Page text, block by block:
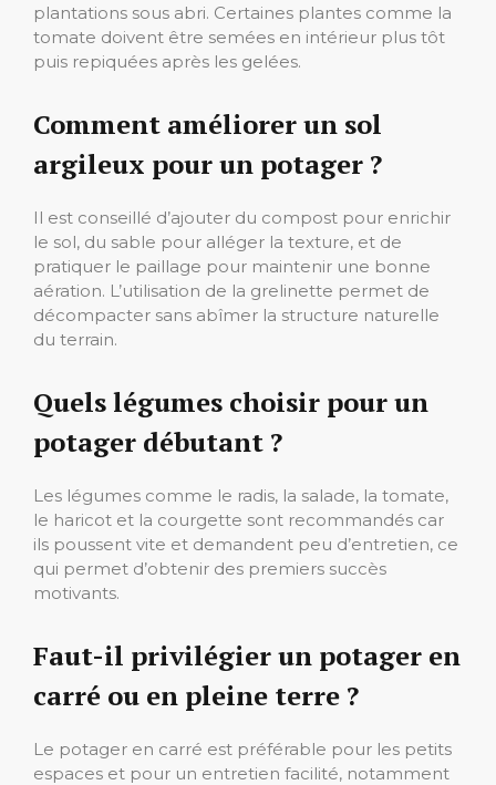
plantations sous abri. Certaines plantes comme la
tomate doivent être semées en intérieur plus tôt
puis repiquées après les gelées.
Comment améliorer un sol
argileux pour un potager ?
Il est conseillé d’ajouter du compost pour enrichir
le sol, du sable pour alléger la texture, et de
pratiquer le paillage pour maintenir une bonne
aération. L’utilisation de la grelinette permet de
décompacter sans abîmer la structure naturelle
du terrain.
Quels légumes choisir pour un
potager débutant ?
Les légumes comme le radis, la salade, la tomate,
le haricot et la courgette sont recommandés car
ils poussent vite et demandent peu d’entretien, ce
qui permet d’obtenir des premiers succès
motivants.
Faut-il privilégier un potager en
carré ou en pleine terre ?
Le potager en carré est préférable pour les petits
espaces et pour un entretien facilité, notamment